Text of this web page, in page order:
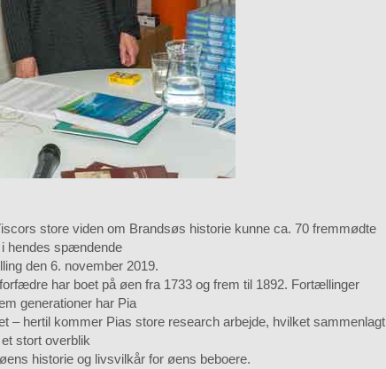
store viden om Brandsøs historie kunne ca. 70 fremmødte
i hendes spændende
den 6. november 2019.
har boet på øen fra 1733 og frem til 1892. Fortællinger
generationer har Pia
– hertil kommer Pias store research arbejde, hvilket sammenlagt
stort overblik
historie og livsvilkår for øens beboere.